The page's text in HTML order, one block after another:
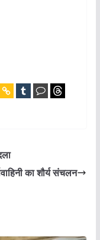
का शौर्य संचलन